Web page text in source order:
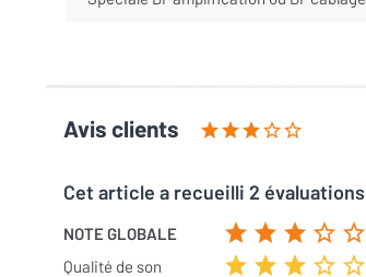
Avis clients
Cet article a recueilli 2 évaluations
NOTE GLOBALE
Qualité de son